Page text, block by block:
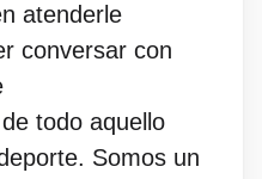
atenderle
conversar con
todo aquello
Somos un